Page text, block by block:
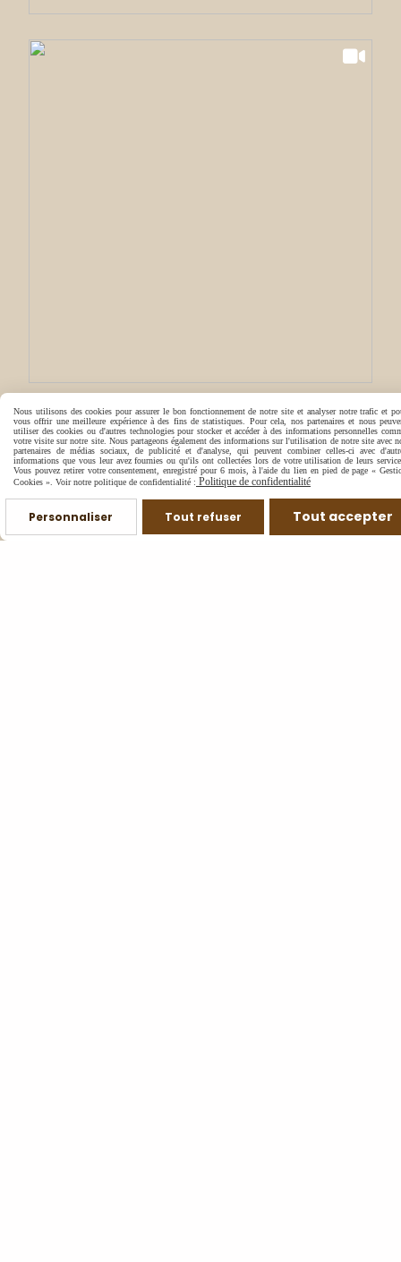
Nous utilisons des cookies pour assurer le bon fonctionnement de notre site et analyser notre trafic et
vous offrir une meilleure expérience à des fins de statistiques. Pour cela, nos partenaires et nous
utiliser des cookies ou d'autres technologies pour stocker et accéder à des informations personnelles
votre visite sur notre site. Nous partageons également des informations sur l'utilisation de notre site avec
partenaires de médias sociaux, de publicité et d'analyse, qui peuvent combiner celles-ci avec
informations que vous leur avez fournies ou qu'ils ont collectées lors de votre utilisation de leurs
Vous pouvez retirer votre consentement, enregistré pour 6 mois, à l'aide du lien en pied de page «
Cookies ». Voir notre politique de confidentialité : Politique de confidentialité
Personnaliser Tout refuser Tout accepter